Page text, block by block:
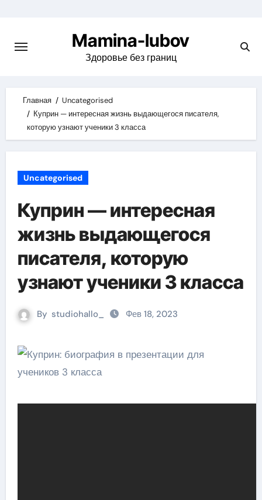
content
Mamina-lubov
Здоровье без границ
Главная
Uncategorised
Куприн — интересная жизнь выдающегося писателя,
которую узнают ученики 3 класса
Uncategorised
Куприн — интересная
жизнь выдающегося
писателя, которую
узнают ученики 3 класса
By studiohallo_ Фев 18, 2023